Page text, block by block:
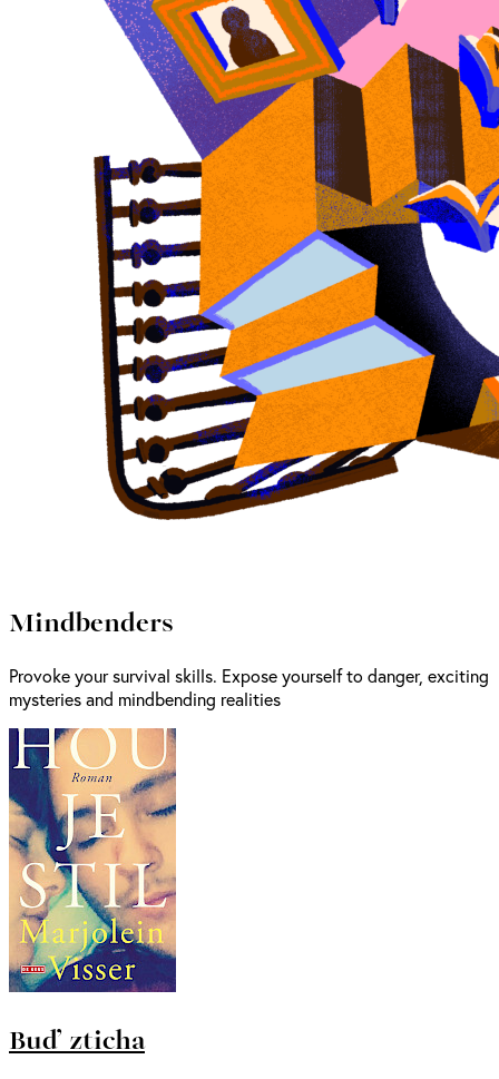
Mindbenders
Provoke your survival skills. Expose yourself to danger, exciting
mysteries and mindbending realities
Buď zticha